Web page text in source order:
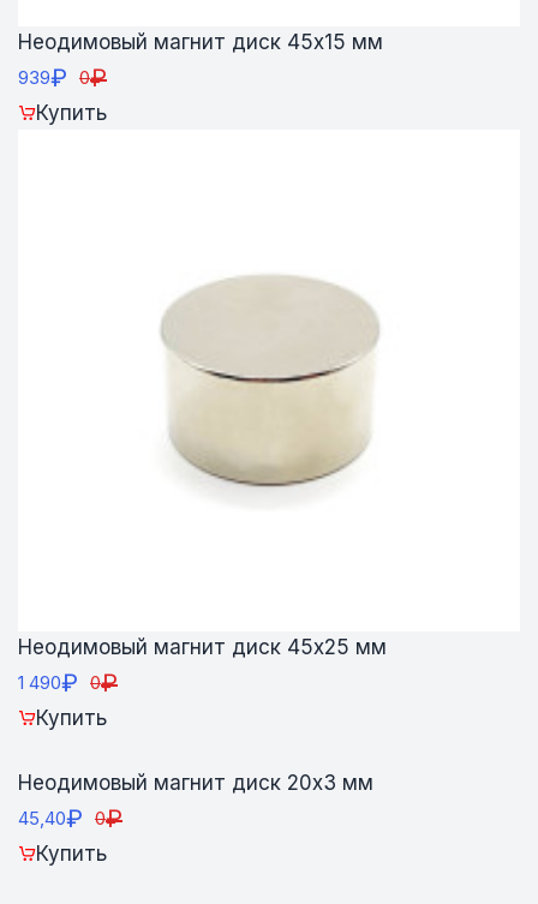
Неодимовый магнит диск 45х15 мм
939₽ 0₽
Купить
Неодимовый магнит диск 45х25 мм
1 490₽ 0₽
Купить
Неодимовый магнит диск 20х3 мм
45,40₽ 0₽
Купить